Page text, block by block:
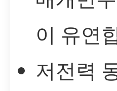
이 유연
저전력